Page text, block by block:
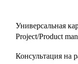
Универсальная
Project/Product
Консультация на